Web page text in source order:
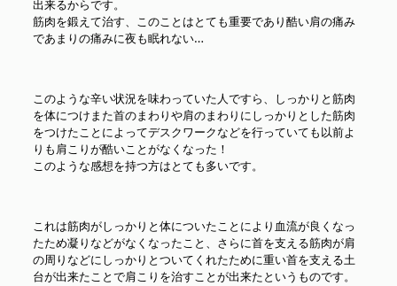
出来るからです。
筋肉を鍛えて治す、このことはとても重要であり酷い肩の痛み
であまりの痛みに夜も眠れない…
このような辛い状況を味わっていた人ですら、しっかりと筋肉
を体につけまた首のまわりや肩のまわりにしっかりとした筋肉
をつけたことによってデスクワークなどを行っていても以前よ
りも肩こりが酷いことがなくなった！
このような感想を持つ方はとても多いです。
これは筋肉がしっかりと体についたことにより血流が良くなっ
たため凝りなどがなくなったこと、さらに首を支える筋肉が肩
の周りなどにしっかりとついてくれたために重い首を支える土
台が出来たことで肩こりを治すことが出来たというものです。